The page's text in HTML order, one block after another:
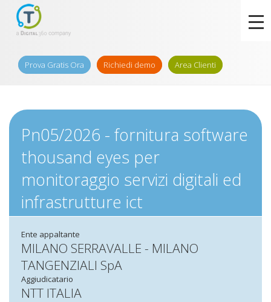
Prova Gratis Ora Richiedi demo Area Clienti
Pn05/2026 - fornitura software
thousand eyes per
monitoraggio servizi digitali ed
infrastrutture ict
Ente appaltante
MILANO SERRAVALLE - MILANO
TANGENZIALI SpA
Aggiudicatario
NTT ITALIA